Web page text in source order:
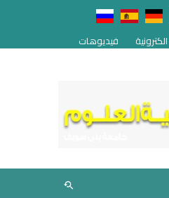
فيديوهات